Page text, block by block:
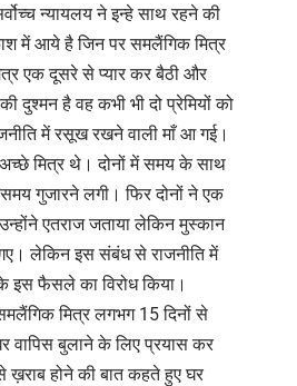
न्यायलय ने इन्हे साथ रहने की
में आये है जिन पर समलैंगिक मित्र
एक दूसरे से प्यार कर बैठी और
दुश्मन है वह कभी भी दो प्रेमियों को
में रसूख रखने वाली माँ आ गई।
अच्छे मित्र थे। दोनों में समय के साथ
गुजारने लगी। फिर दोनों ने एक
एतराज जताया लेकिन मुस्कान
लेकिन इस संबंध से राजनीति में
इस फैसले का विरोध किया।
मित्र लगभग 15 दिनों से
वापिस बुलाने के लिए प्रयास कर
ख़राब होने की बात कहते हुए घर